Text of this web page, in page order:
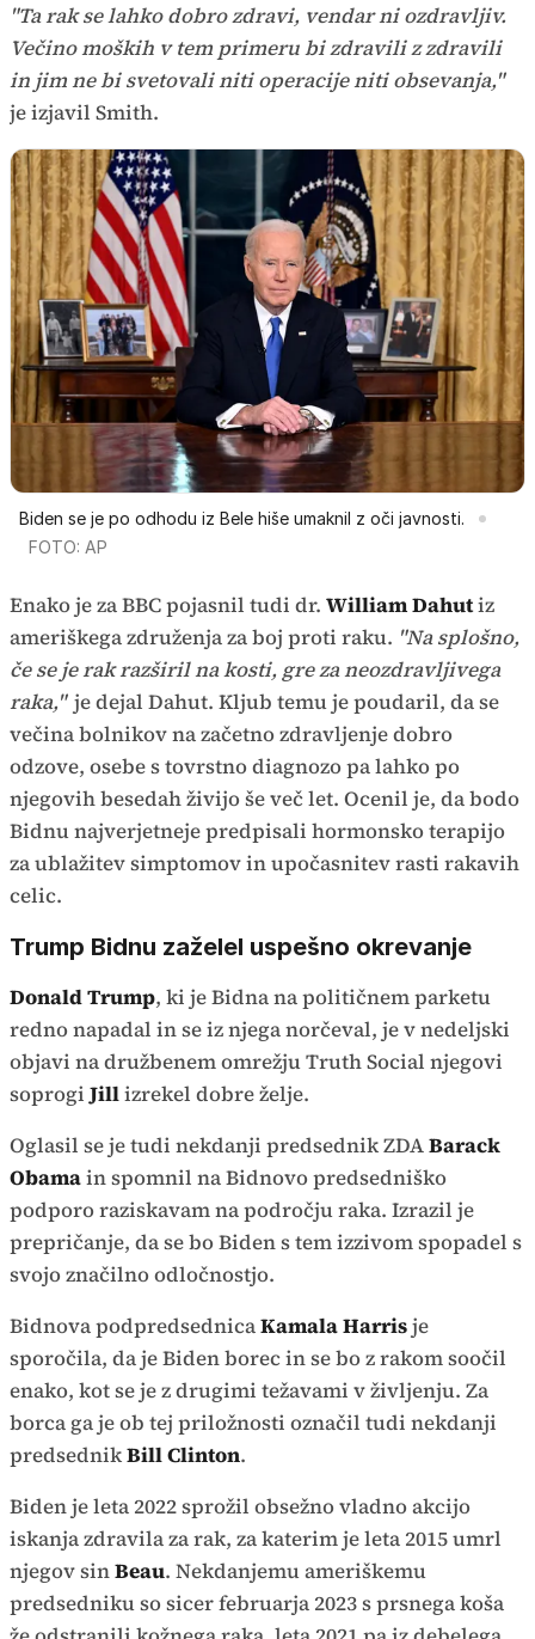
"Ta rak se lahko dobro zdravi, vendar ni ozdravljiv.
Večino moških v tem primeru bi zdravili z zdravili
in jim ne bi svetovali niti operacije niti obsevanja,"
je izjavil Smith.
Biden se je po odhodu iz Bele hiše umaknil z oči javnosti.
FOTO: AP
Enako je za BBC pojasnil tudi dr. William Dahutiz
ameriškega združenja za boj proti raku. "Na splošno,
če se je rak razširil na kosti, gre za neozdravljivega
raka," je dejal Dahut. Kljub temu je poudaril, da se
večina bolnikov na začetno zdravljenje dobro
odzove, osebe s tovrstno diagnozo pa lahko po
njegovih besedah živijo še več let. Ocenil je, da bodo
Bidnu najverjetneje predpisali hormonsko terapijo
za ublažitev simptomov in upočasnitev rasti rakavih
celic.
Trump Bidnu zaželel uspešno okrevanje
Donald Trump, ki je Bidna na političnem parketu
redno napadal in se iz njega norčeval, je v nedeljski
objavi na družbenem omrežju Truth Social njegovi
soprogiJillizrekel dobre želje.
Oglasil se je tudi nekdanji predsednik ZDABarack
Obamain spomnil na Bidnovo predsedniško
podporo raziskavam na področju raka. Izrazil je
prepričanje, da se bo Biden s tem izzivom spopadel s
svojo značilno odločnostjo.
Bidnova podpredsednicaKamala Harrisje
sporočila, da je Biden borec in se bo z rakom soočil
enako, kot se je z drugimi težavami v življenju. Za
borca ga je ob tej priložnosti označil tudi nekdanji
predsednikBill Clinton.
Biden je leta 2022 sprožil obsežno vladno akcijo
iskanja zdravila za rak, za katerim je leta 2015 umrl
njegov sinBeau. Nekdanjemu ameriškemu
predsedniku so sicer februarja 2023 s prsnega koša